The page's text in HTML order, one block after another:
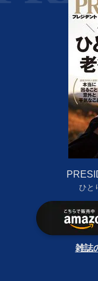
ひと
雑誌